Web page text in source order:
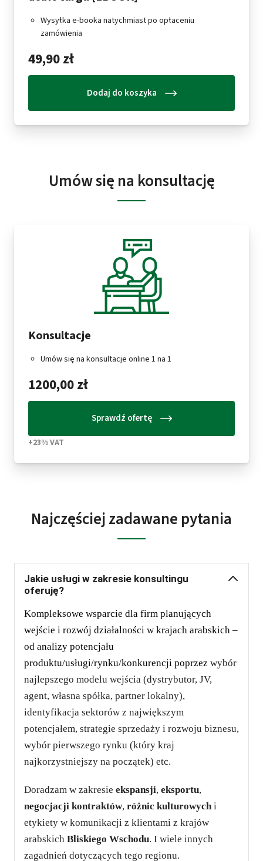
Wysyłka e-booka natychmiast po opłaceniu
zamówienia
49,90 zł
Dodaj do koszyka
Umów się na konsultację
Konsultacje
Umów się na konsultacje online 1 na 1
1200,00 zł
Sprawdź ofertę
+23% VAT
Najczęściej zadawane pytania
Jakie usługi w zakresie konsultingu
oferuję?
Kompleksowe wsparcie dla firm planujących
wejście i rozwój działalności w krajach arabskich –
od analizy potencjału
produktu/usługi/rynku/konkurencji poprzez wybór
najlepszego modelu wejścia (dystrybutor, JV,
agent, własna spółka, partner lokalny),
identyfikacja sektorów z największym
potencjałem, strategie sprzedaży i rozwoju biznesu,
wybór pierwszego rynku (który kraj
najkorzystniejszy na początek) etc.
Doradzam w zakresie ekspansji, eksportu,
negocjacji kontraktów, różnic kulturowych i
etykiety w komunikacji z klientami z krajów
arabskich Bliskiego Wschodu. I wiele innych
zagadnień dotyczących tego regionu.